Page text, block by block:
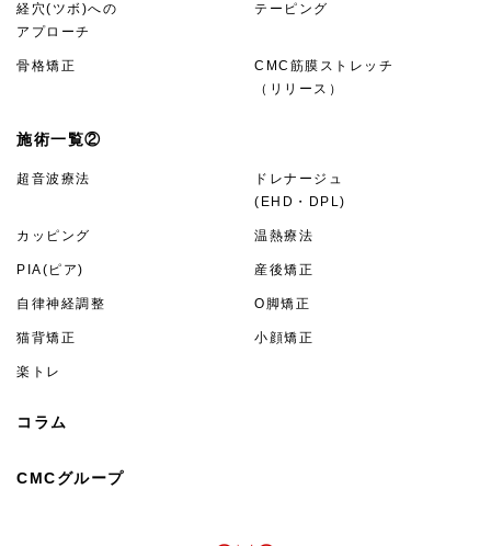
経穴(ツボ)への
アプローチ
テーピング
骨格矯正
CMC筋膜ストレッチ
（リリース）
施術一覧②
超音波療法
ドレナージュ
(EHD・DPL)
カッピング 温熱療法
PIA(ピア) 産後矯正
自律神経調整 O脚矯正
猫背矯正 小顔矯正
楽トレ
コラム
CMCグループ